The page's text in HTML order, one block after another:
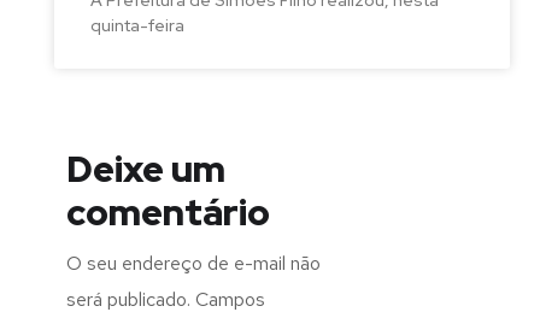
quinta-feira
Deixe um
comentário
O seu endereço de e-mail não
será publicado. Campos